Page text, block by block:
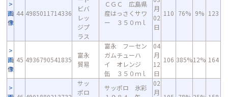
画
像
44 4985011714336
ビバ
レッ
ジプ
ラス
ＣＧＣ 広島県
産はっさくサワ
ー ３５０ｍｌ
月
02
日
110 76% 9% 123
画
像
45 4936790541835
富永
貿易
富永 フーセン
ガムチューハ
イ オレンジ
缶 ３５０ｍｌ
04
月
12
日
106 385%12% 164
サッ
ポロ
サッポロ 氷彩
02
月